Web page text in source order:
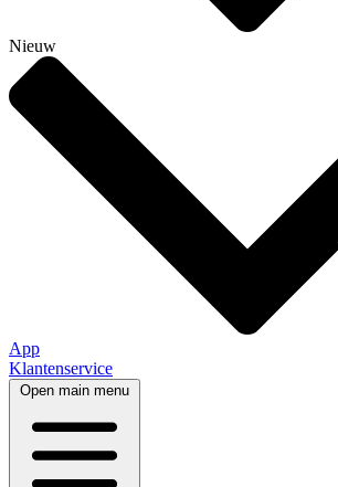
Nieuw
App
Klantenservice
Open main menu